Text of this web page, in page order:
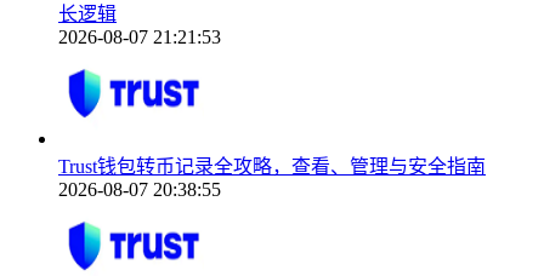
长逻辑
2026-08-07 21:21:53
Trust钱包转币记录全攻略，查看、管理与安全指南
2026-08-07 20:38:55